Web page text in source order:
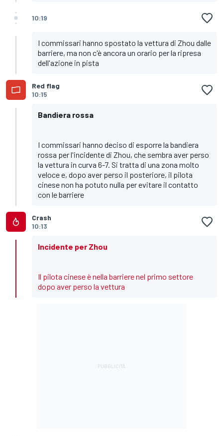
10:19
I commissari hanno spostato la vettura di Zhou dalle
barriere, ma non c'è ancora un orario per la ripresa
dell'azione in pista
Red flag
10:15
Bandiera rossa
I commissari hanno deciso di esporre la bandiera
rossa per l'incidente di Zhou, che sembra aver perso
la vettura in curva 6-7. Si tratta di una zona molto
veloce e, dopo aver perso il posteriore, il pilota
cinese non ha potuto nulla per evitare il contatto
con le barriere
Crash
10:13
Incidente per Zhou
Il pilota cinese è nella barriere nel primo settore
dopo aver perso la vettura